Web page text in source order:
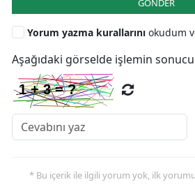
Yorum yazma kurallarını okudum
Aşağıdaki görselde işlemin sonucu
* Bu içerik ile ilgili yorum yok, ilk yorumu